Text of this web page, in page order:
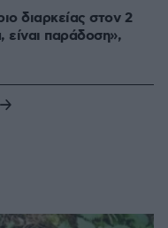
διαρκείας στον 2
είναι παράδοση»,